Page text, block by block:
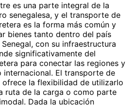
es una parte integral de la
senegalesa, y el transporte de
es la forma más común y
bienes tanto dentro del país
con su infraestructura
significativamente del
para conectar las regiones y
El transporte de
la flexibilidad de utilizarlo
ruta de la carga o como parte
Dada la ubicación